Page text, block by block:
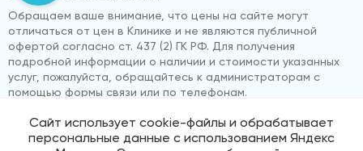
Обращаем ваше внимание, что цены на сайте могут
отличаться от цен в Клинике и не являются публичной
офертой согласно ст. 437 (2) ГК РФ. Для получения
подробной информации о наличии и стоимости указанных
услуг, пожалуйста, обращайтесь к администраторам с
помощью формы связи или по телефонам.
© 2026 «ВижуВсё» Реквизиты компании
Сайт использует cookie-файлы и обрабатывает
персональные данные с использованием Яндекс